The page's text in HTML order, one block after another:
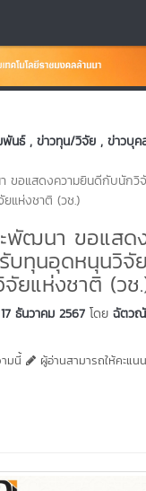
พันธ์ , ข่าวทุน/วิจัย , ข่าวบุค
ขอแสดงความยินดีกับนักวิ
แห่งชาติ (วช.)
พัฒนา ขอแสด
บทุนอุดหนุนวิจั
ยแห่งชาติ (วช
ธันวาคม 2567 โดย ฉัตว
มนี้
ผู้อ่านสามารถให้คะแ